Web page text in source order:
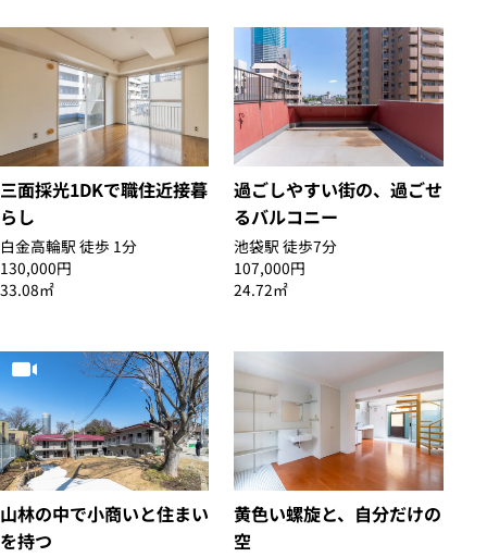
三面採光1DKで職住近接暮
らし
白金高輪駅 徒歩 1分
130,000円
33.08㎡
過ごしやすい街の、過ごせ
るバルコニー
池袋駅 徒歩7分
107,000円
24.72㎡
山林の中で小商いと住まい
を持つ
黄色い螺旋と、自分だけの
空